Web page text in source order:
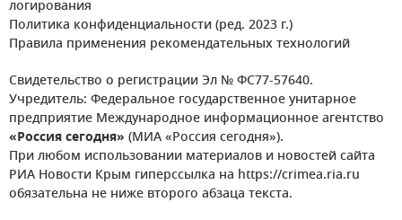
логирования
Политика конфиденциальности (ред. 2023 г.)
Правила применения рекомендательных технологий
Свидетельство о регистрации Эл № ФС77-57640.
Учредитель: Федеральное государственное унитарное
предприятие Международное информационное агентство
«Россия сегодня» (МИА «Россия сегодня»).
При любом использовании материалов и новостей сайта
РИА Новости Крым гиперссылка на https://crimea.ria.ru
обязательна не ниже второго абзаца текста.